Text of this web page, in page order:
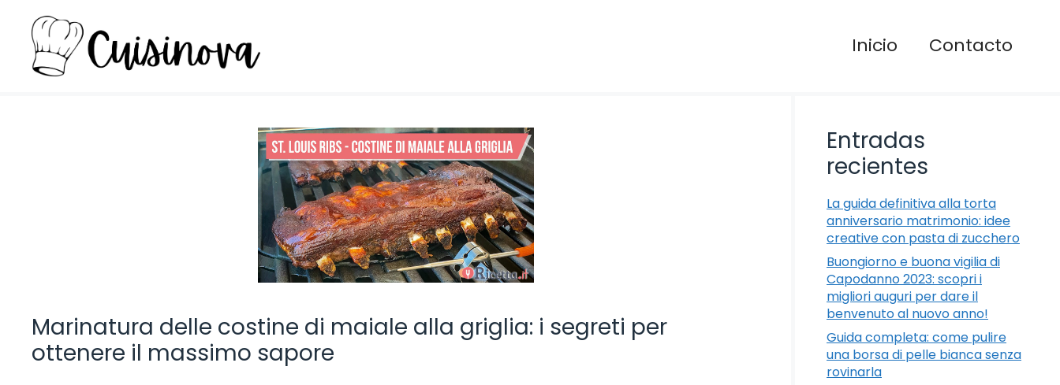
contenuto
Inicio Contacto
Marinatura delle costine di maiale alla griglia: i segreti per
ottenere il massimo sapore
Entradas
recientes
La guida definitiva alla torta
anniversario matrimonio: idee
creative con pasta di zucchero
Buongiorno e buona vigilia di
Capodanno 2023: scopri i
migliori auguri per dare il
benvenuto al nuovo anno!
Guida completa: come pulire
una borsa di pelle bianca senza
rovinarla